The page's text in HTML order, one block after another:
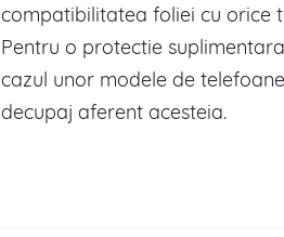
compatibilitatea foliei cu orice
Pentru o protectie
cazul unor modele de
decupaj aferent acesteia.